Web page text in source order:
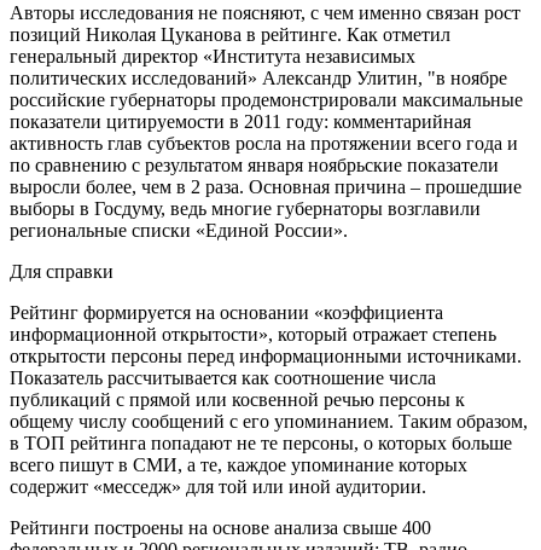
Авторы исследования не поясняют, с чем именно связан рост
позиций Николая Цуканова в рейтинге. Как отметил
генеральный директор «Института независимых
политических исследований» Александр Улитин, "в ноябре
российские губернаторы продемонстрировали максимальные
показатели цитируемости в 2011 году: комментарийная
активность глав субъектов росла на протяжении всего года и
по сравнению с результатом января ноябрьские показатели
выросли более, чем в 2 раза. Основная причина – прошедшие
выборы в Госдуму, ведь многие губернаторы возглавили
региональные списки «Единой России».
Для справки
Рейтинг формируется на основании «коэффициента
информационной открытости», который отражает степень
открытости персоны перед информационными источниками.
Показатель рассчитывается как соотношение числа
публикаций с прямой или косвенной речью персоны к
общему числу сообщений с его упоминанием. Таким образом,
в ТОП рейтинга попадают не те персоны, о которых больше
всего пишут в СМИ, а те, каждое упоминание которых
содержит «месседж» для той или иной аудитории.
Рейтинги построены на основе анализа свыше 400